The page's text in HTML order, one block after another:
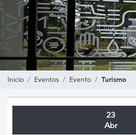
Inicio Eventos Evento Turismo
23
Abr